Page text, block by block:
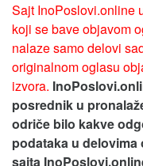
Sajt InoPoslovi.online
koji se bave objavom
nalaze samo delovi
originalnom oglasu
izvora.
posrednik u
odriče bilo kakve
podataka u
sajta